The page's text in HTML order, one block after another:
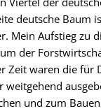
deutsche Baum
Mein Aufstieg zu
der
Zeit waren die für
weitgehend
und zum